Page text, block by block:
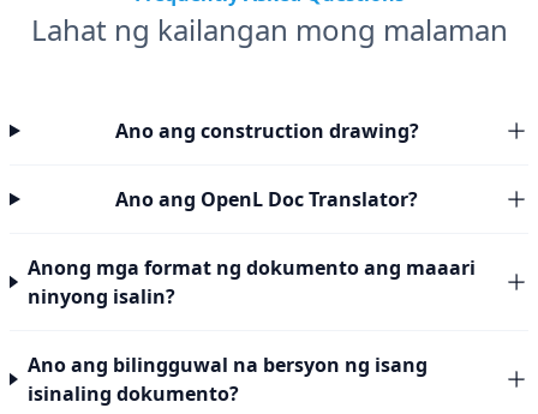
Lahat ng kailangan mong malaman
Ano ang construction drawing?
Ano ang OpenL Doc Translator?
Anong mga format ng dokumento ang maaari
ninyong isalin?
Ano ang bilingguwal na bersyon ng isang
isinaling dokumento?